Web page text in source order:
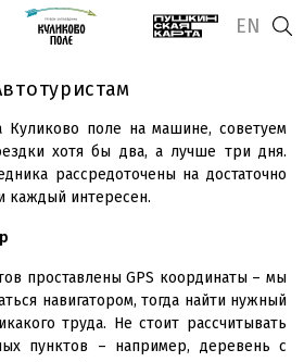
EN
Куликово поле на машине, советуем
хотя бы два, а лучше три дня.
рассредоточены на достаточно
каждый интересен.
проставлены GPS координаты – мы
навигатором, тогда найти нужный
труда. Не стоит рассчитывать
пунктов – например, деревень с